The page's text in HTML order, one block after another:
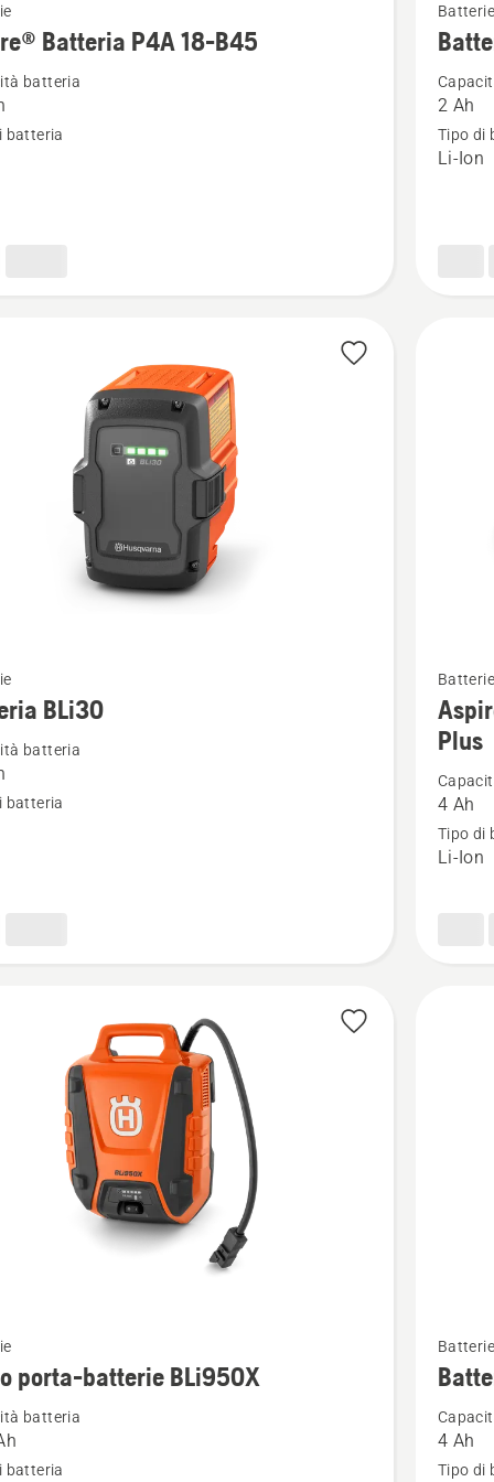
Batteria P4A 18-B45
batteria
batteria
maggiori
dettagli
40-
Batterie
2 Ah
Tipo di
Li-Ion
BLi30
batteria
batteria
maggiori
dettagli
Aspire®
Batteria
P4A
Batterie
Plus
4 Ah
Tipo di
Li-Ion
porta-batterie BLi950X
batteria
batteria
maggiori
dettagli
Batterie
4 Ah
Tipo di